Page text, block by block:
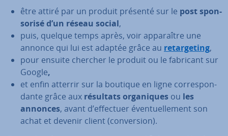
être attiré par un produit présenté sur le post spon­
so­risé d’un réseau social,
puis, quelque temps après, voir ap­pa­raître une
annonce qui lui est adaptée grâce au re­tar­ge­ting,
pour ensuite chercher le produit ou le fabricant sur
Google,
et enfin atterrir sur la boutique en ligne cor­res­pon­
dante grâce aux résultats or­ga­niques ou les
annonces, avant d’effectuer éven­tuel­le­ment son
achat et devenir client (con­ver­sion).